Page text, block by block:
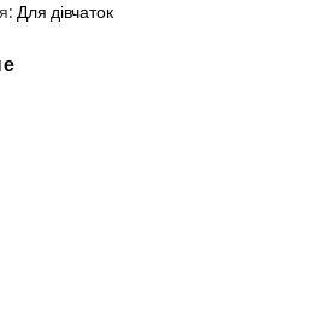
Для дівчаток